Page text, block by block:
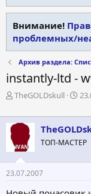
Внимание!
проблемных/
Архив раздела:
instantly-ltd -
А
т
о
т
е
м
ы
TheGOLDskull
Д
т
а
н
а
ч
л
ТОП-МАСТЕР
23.07.2007